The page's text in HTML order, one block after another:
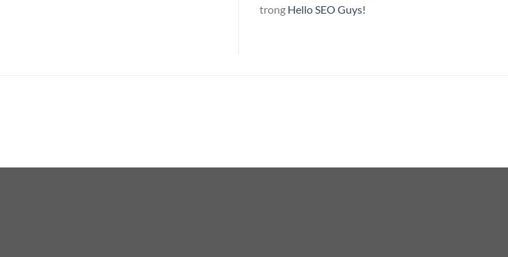
trong Hello SEO Guys!